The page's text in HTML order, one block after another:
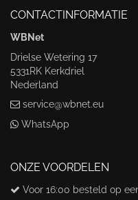
CONTACTINFORMATIE
WBNet
Drielse Wetering 17
5331RK Kerkdriel
Nederland
service@wbnet.eu
WhatsApp
ONZE VOORDELEN
Voor 16:00 besteld op